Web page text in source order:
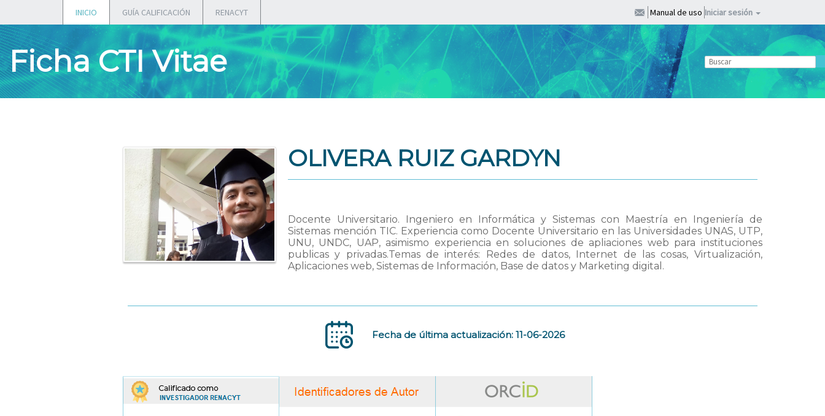
INICIO GUÍA CALIFICACIÓN RENACYT Manual de uso Iniciar sesión
Ficha CTI Vitae
OLIVERA RUIZ GARDYN
Docente Universitario. Ingeniero en Informática y Sistemas con Maestría en Ingeniería de
Sistemas mención TIC. Experiencia como Docente Universitario en las Universidades UNAS, UTP,
UNU, UNDC, UAP, asimismo experiencia en soluciones de apliaciones web para instituciones
publicas y privadas.Temas de interés: Redes de datos, Internet de las cosas, Virtualización,
Aplicaciones web, Sistemas de Información, Base de datos y Marketing digital.
Fecha de última actualización: 11-06-2026